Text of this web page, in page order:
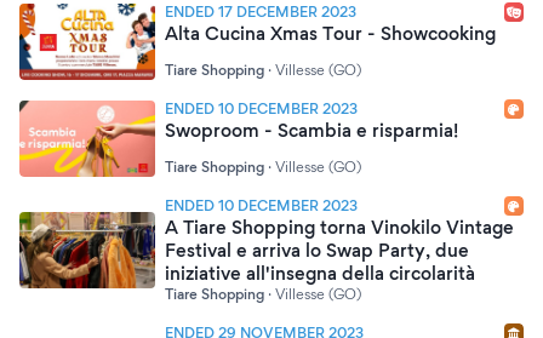
ENDED 17 DECEMBER 2023
Alta Cucina Xmas Tour - Showcooking
Tiare Shopping · Villesse (GO)
ENDED 10 DECEMBER 2023
Swoproom - Scambia e risparmia!
Tiare Shopping · Villesse (GO)
ENDED 10 DECEMBER 2023
A Tiare Shopping torna Vinokilo Vintage
Festival e arriva lo Swap Party, due
iniziative all'insegna della circolarità
Tiare Shopping · Villesse (GO)
ENDED 29 NOVEMBER 2023